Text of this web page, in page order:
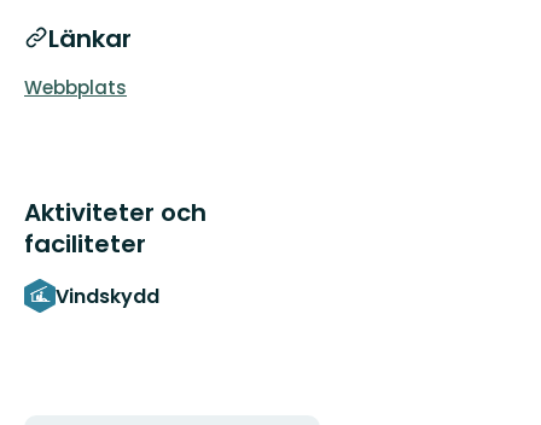
Länkar
Webbplats
Aktiviteter och
faciliteter
Vindskydd